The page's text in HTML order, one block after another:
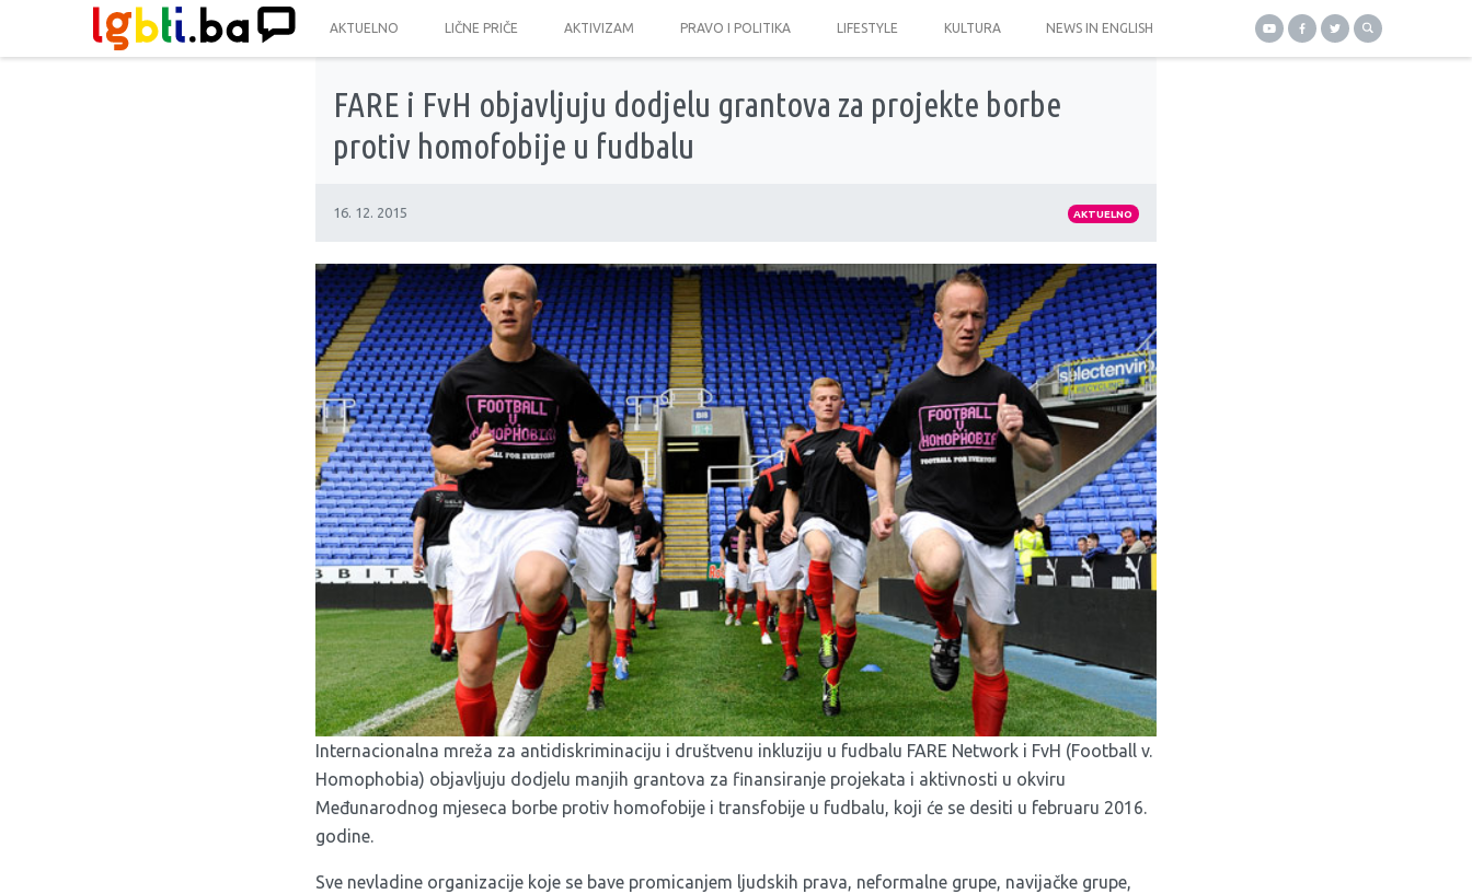
AKTUELNO LIČNE PRIČE AKTIVIZAM PRAVO I POLITIKA LIFESTYLE KULTURA NEWS IN ENGLISH
FARE i FvH objavljuju dodjelu grantova za projekte borbe
protiv homofobije u fudbalu
16. 12. 2015 AKTUELNO
Internacionalna mreža za antidiskriminaciju i društvenu inkluziju u fudbalu FARE Network i FvH (Football v.
Homophobia) objavljuju dodjelu manjih grantova za finansiranje projekata i aktivnosti u okviru
Međunarodnog mjeseca borbe protiv homofobije i transfobije u fudbalu, koji će se desiti u februaru 2016.
godine.
Sve nevladine organizacije koje se bave promicanjem ljudskih prava, neformalne grupe, navijačke grupe,